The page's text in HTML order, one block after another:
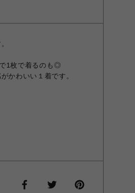
1枚で着るのも◎
かわいい１着です。